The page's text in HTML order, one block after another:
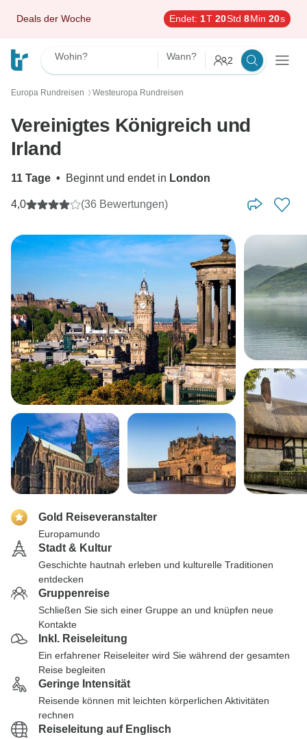
Deals der Woche Endet: 1T 20Std 8Min 18s
Wohin? Wann? 2
Europa Rundreisen 〉 Westeuropa Rundreisen
Vereinigtes Königreich und
Irland
11 Tage • Beginnt und endet in London
4,0 (36 Bewertungen)
Gold Reiseveranstalter
Europamundo
Stadt & Kultur
Geschichte hautnah erleben und kulturelle Traditionen
entdecken
Gruppenreise
Schließen Sie sich einer Gruppe an und knüpfen neue
Kontakte
Inkl. Reiseleitung
Ein erfahrener Reiseleiter wird Sie während der gesamten
Reise begleiten
Geringe Intensität
Reisende können mit leichten körperlichen Aktivitäten
rechnen
Reiseleitung auf Englisch